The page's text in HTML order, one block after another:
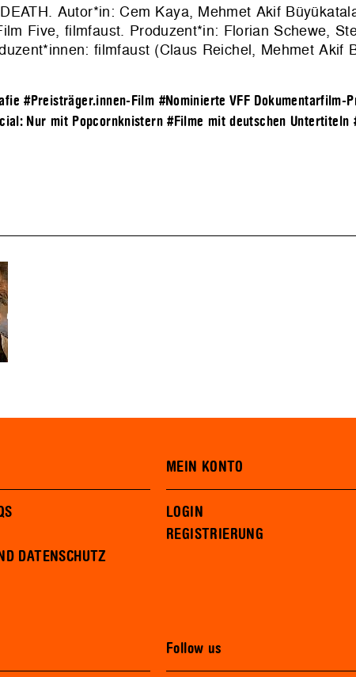
Autor*in: Cem Kaya, Mehmet Akif
Five, filmfaust. Produzent*in: Florian Schewe,
filmfaust (Claus Reichel, Mehmet Akif
#Preisträger.innen-Film #Nominierte VFF Dokumentarfilm-
Nur mit Popcornknistern #Filme mit deutschen Untertiteln
DATENSCHUTZ
MEIN KONTO
LOGIN
REGISTRIERUNG
Follow us